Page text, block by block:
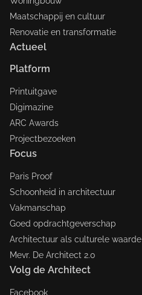
Maatschappij en cultuur
Renovatie en transformatie
Actueel
Platform
Printuitgave
Digimazine
ARC Awards
Projectbezoeken
Focus
Paris Proof
Schoonheid in architectuur
Vakmanschap
Goed opdrachtgeverschap
Architectuur als culturele waarde
Mevr. De Architect 2.0
Volg de Architect
Facebook